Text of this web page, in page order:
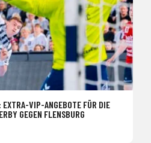
EXTRA-VIP-ANGEBOTE FÜR DIE
GEGEN FLENSBURG